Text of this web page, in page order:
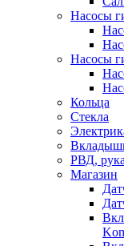
Насосы
Насосы
Кольца
Стекла
РВД,
Магазин